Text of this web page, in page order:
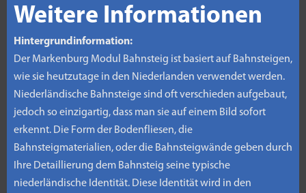
Weitere Informationen
Hintergrundinformation:
Der Markenburg Modul Bahnsteig ist basiert auf Bahnsteigen,
wie sie heutzutage in den Niederlanden verwendet werden.
Niederländische Bahnsteige sind oft verschieden aufgebaut,
jedoch so einzigartig, dass man sie auf einem Bild sofort
erkennt. Die Form der Bodenfliesen, die
Bahnsteigmaterialien, oder die Bahnsteigwände geben durch
Ihre Detaillierung dem Bahnsteig seine typische
niederländische Identität. Diese Identität wird in den